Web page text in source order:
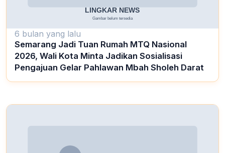
6 bulan yang lalu
Semarang Jadi Tuan Rumah MTQ Nasional
2026, Wali Kota Minta Jadikan Sosialisasi
Pengajuan Gelar Pahlawan Mbah Sholeh Darat